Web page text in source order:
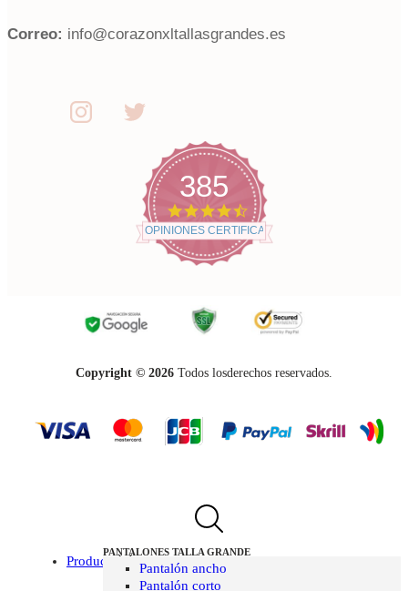
Correo: info@corazonxltallasgrandes.es
385
4.7
star
rating
OPINIONES CERTIFICADAS
Copyright © 2026 Todos losderechos reservados.
Producto
PANTALONES TALLA GRANDE
Pantalón ancho
Pantalón corto